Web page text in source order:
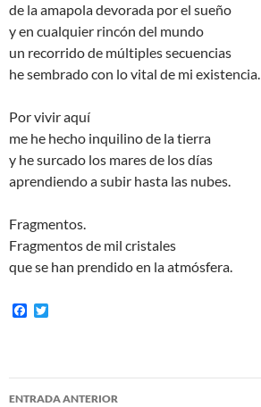
de la amapola devorada por el sueño
y en cualquier rincón del mundo
un recorrido de múltiples secuencias
he sembrado con lo vital de mi existencia.
Por vivir aquí
me he hecho inquilino de la tierra
y he surcado los mares de los días
aprendiendo a subir hasta las nubes.
Fragmentos.
Fragmentos de mil cristales
que se han prendido en la atmósfera.
F
o
o
e
r
Navegación
ENTRADA ANTERIOR